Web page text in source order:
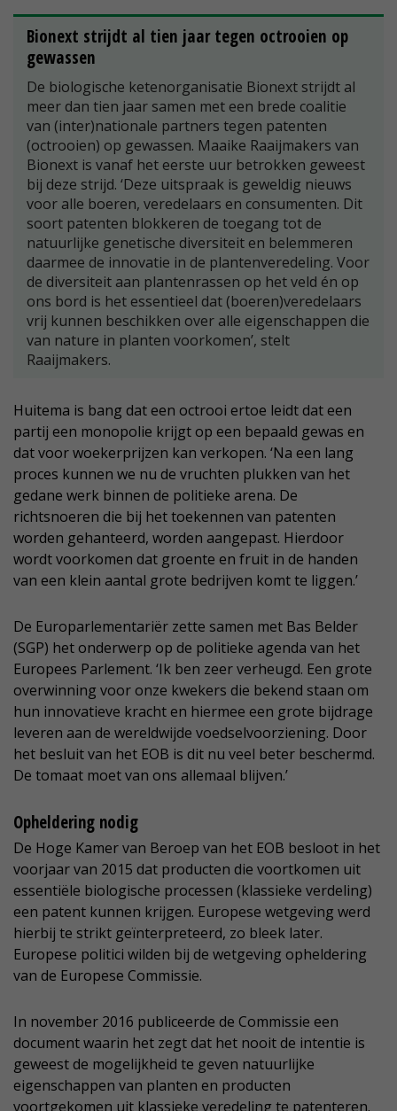
Bionext strijdt al tien jaar tegen octrooien op
gewassen
De biologische ketenorganisatie Bionext strijdt al
meer dan tien jaar samen met een brede coalitie
van (inter)nationale partners tegen patenten
(octrooien) op gewassen. Maaike Raaijmakers van
Bionext is vanaf het eerste uur betrokken geweest
bij deze strijd. ‘Deze uitspraak is geweldig nieuws
voor alle boeren, veredelaars en consumenten. Dit
soort patenten blokkeren de toegang tot de
natuurlijke genetische diversiteit en belemmeren
daarmee de innovatie in de plantenveredeling. Voor
de diversiteit aan plantenrassen op het veld én op
ons bord is het essentieel dat (boeren)veredelaars
vrij kunnen beschikken over alle eigenschappen die
van nature in planten voorkomen’, stelt
Raaijmakers.
Huitema is bang dat een octrooi ertoe leidt dat een
partij een monopolie krijgt op een bepaald gewas en
dat voor woekerprijzen kan verkopen. ‘Na een lang
proces kunnen we nu de vruchten plukken van het
gedane werk binnen de politieke arena. De
richtsnoeren die bij het toekennen van patenten
worden gehanteerd, worden aangepast. Hierdoor
wordt voorkomen dat groente en fruit in de handen
van een klein aantal grote bedrijven komt te liggen.’
De Europarlementariër zette samen met Bas Belder
(SGP) het onderwerp op de politieke agenda van het
Europees Parlement. ‘Ik ben zeer verheugd. Een grote
overwinning voor onze kwekers die bekend staan om
hun innovatieve kracht en hiermee een grote bijdrage
leveren aan de wereldwijde voedselvoorziening. Door
het besluit van het EOB is dit nu veel beter beschermd.
De tomaat moet van ons allemaal blijven.’
Opheldering nodig
De Hoge Kamer van Beroep van het EOB besloot in het
voorjaar van 2015 dat producten die voortkomen uit
essentiële biologische processen (klassieke verdeling)
een patent kunnen krijgen. Europese wetgeving werd
hierbij te strikt geïnterpreteerd, zo bleek later.
Europese politici wilden bij de wetgeving opheldering
van de Europese Commissie.
In november 2016 publiceerde de Commissie een
document waarin het zegt dat het nooit de intentie is
geweest de mogelijkheid te geven natuurlijke
eigenschappen van planten en producten
voortgekomen uit klassieke veredeling te patenteren.